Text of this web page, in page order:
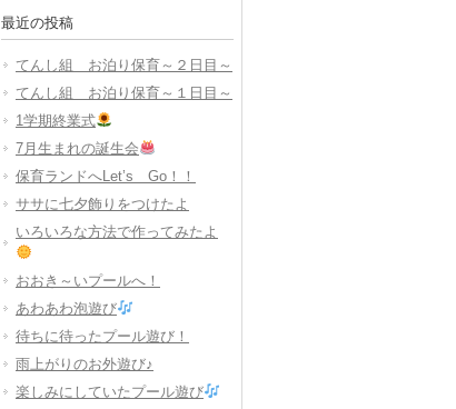
最近の投稿
てんし組 お泊り保育～２日目～
てんし組 お泊り保育～１日目～
1学期終業式
7月生まれの誕生会
保育ランドへLet’s Go！！
ササに七夕飾りをつけたよ
いろいろな方法で作ってみたよ
おおき～いプールへ！
あわあわ泡遊び
待ちに待ったプール遊び！
雨上がりのお外遊び♪
楽しみにしていたプール遊び